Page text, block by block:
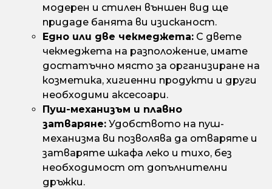
модерен и стилен външен вид ще
придаде банята ви изисканост.
Едно или две чекмеджета: С двете
чекмеджета на разположение, имате
достатъчно място за организиране на
козметика, хигиенни продукти и други
необходими аксесоари.
Пуш-механизъм и плавно
затваряне: Удобството на пуш-
механизма ви позволява да отваряте и
затваряте шкафа леко и тихо, без
необходимост от допълнителни
дръжки.